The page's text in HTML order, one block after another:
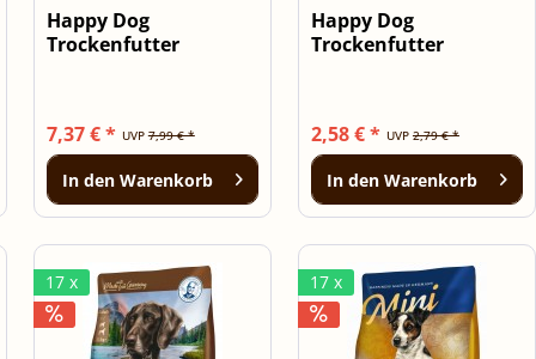
Happy Dog
Trockenfutter
UVP7,99 € *
7,37 € *
In den Warenkorb
Happy Dog
Trockenfutter
UVP 2,79 € *
2,58 € *
In den Warenkorb
17 x 17 x